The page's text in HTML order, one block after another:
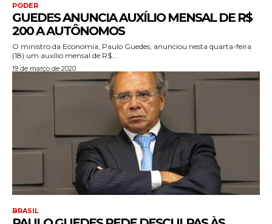
PODER
GUEDES ANUNCIA AUXÍLIO MENSAL DE R$
200 A AUTÔNOMOS
O ministro da Economia, Paulo Guedes, anunciou nesta quarta-feira
(18) um auxílio mensal de R$...
19 de março de 2020
BRASIL